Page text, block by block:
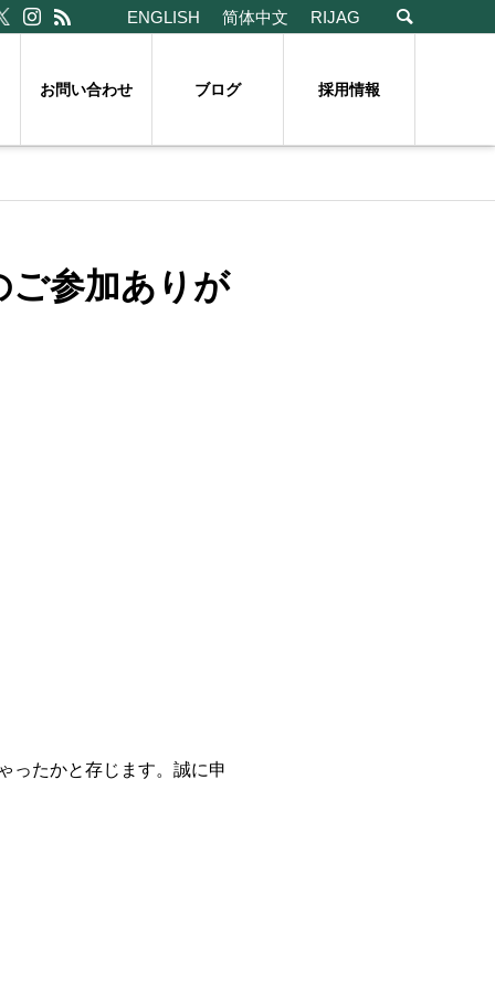
ENGLISH 简体中文 RIJAG
お問い合わせ ブログ 採用情報
ご参加ありが
ったかと存じます。誠に申